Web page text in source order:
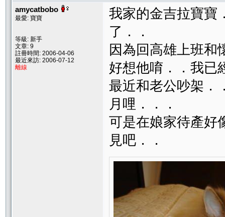
amycatbobo
最愛: 寶寶
等級: 新手
文章: 9
註冊時間: 2006-04-06
最近來訪: 2006-07-12
離線
我家的金吉拉寶寶
了．．
因為回高雄上班和
好想他唷．．我已
最近和老公吵架．
月哩．．．
可是在娘家待產好
見吧．．